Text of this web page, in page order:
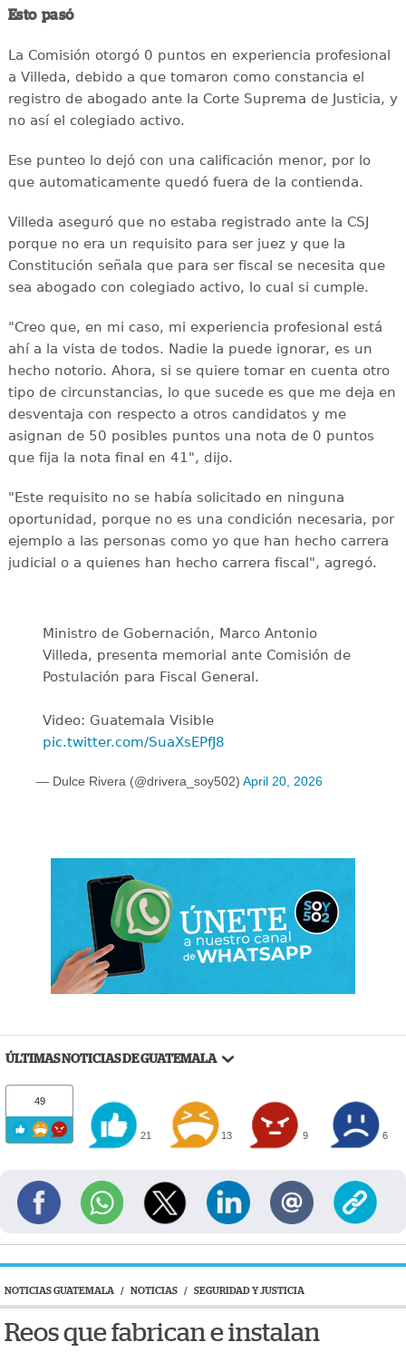
Esto pasó
La Comisión otorgó 0 puntos en experiencia profesional
a Villeda, debido a que tomaron como constancia el
registro de abogado ante la Corte Suprema de Justicia, y
no así el colegiado activo.
Ese punteo lo dejó con una calificación menor, por lo
que automaticamente quedó fuera de la contienda.
Villeda aseguró que no estaba registrado ante la CSJ
porque no era un requisito para ser juez y que la
Constitución señala que para ser fiscal se necesita que
sea abogado con colegiado activo, lo cual si cumple.
"Creo que, en mi caso, mi experiencia profesional está
ahí a la vista de todos. Nadie la puede ignorar, es un
hecho notorio. Ahora, si se quiere tomar en cuenta otro
tipo de circunstancias, lo que sucede es que me deja en
desventaja con respecto a otros candidatos y me
asignan de 50 posibles puntos una nota de 0 puntos
que fija la nota final en 41", dijo.
"Este requisito no se había solicitado en ninguna
oportunidad, porque no es una condición necesaria, por
ejemplo a las personas como yo que han hecho carrera
judicial o a quienes han hecho carrera fiscal", agregó.
Ministro de Gobernación, Marco Antonio
Villeda, presenta memorial ante Comisión de
Postulación para Fiscal General.
Video: Guatemala Visible
pic.twitter.com/SuaXsEPfJ8
— Dulce Rivera (@drivera_soy502) April 20, 2026
ÚLTIMAS NOTICIAS DE GUATEMALA
49
21 13 9 6
NOTICIAS GUATEMALA / NOTICIAS / SEGURIDAD Y JUSTICIA
Reos que fabrican e instalan